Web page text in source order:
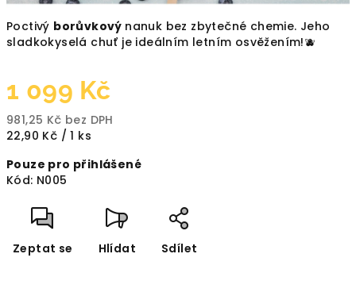
Poctivý borůvkový nanuk bez zbytečné chemie. Jeho
sladkokyselá chuť je ideálním letním osvěžením!🫐
1 099 Kč
981,25 Kč bez DPH
Měrná
22,90 Kč / 1 ks
Pouze pro přihlášené
Kód: N005
Zeptat se Hlídat Sdílet